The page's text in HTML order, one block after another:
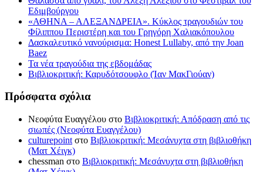
Εδιμβούργου
«ΑΘΗΝΑ – ΑΛΕΞΑΝΔΡΕΙΑ». Κύκλος τραγουδιών του
Φίλιππου Περιστέρη και του Γρηγόρη Χαλιακόπουλου
Δασκαλευτικό νανούρισμα: Honest Lullaby, από την Joan
Baez
Τα νέα τραγούδια της εβδομάδας
Βιβλιοκριτική: Καρυδότσουφλο (Ίαν ΜακΓιούαν)
Πρόσφατα σχόλια
Νεοφύτα Ευαγγέλου στο Βιβλιοκριτική: Απόδραση από τις
σιωπές (Νεοφύτα Ευαγγέλου)
culturepoint στο Βιβλιοκριτική: Μεσάνυχτα στη βιβλιοθήκη
(Ματ Χέιγκ)
chessman στο Βιβλιοκριτική: Μεσάνυχτα στη βιβλιοθήκη